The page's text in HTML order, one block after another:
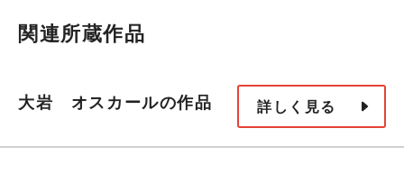
関連所蔵作品
大岩 オスカールの作品 詳しく見る